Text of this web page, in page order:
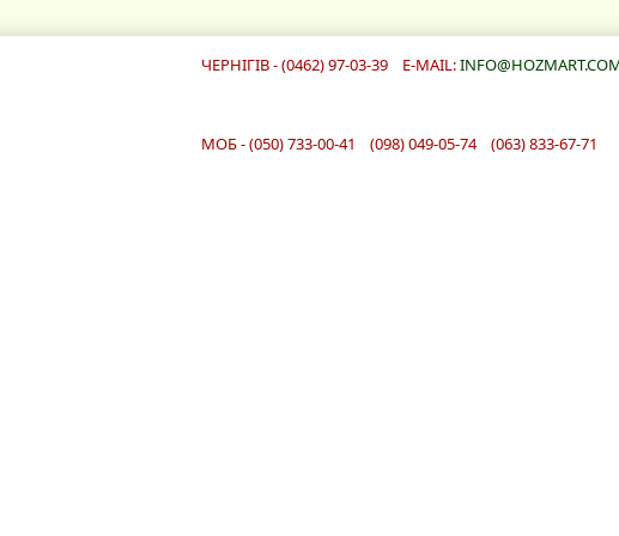
ЧЕРНІГІВ - (0462) 97-03-39 E-MAIL:
МОБ - (050) 733-00-41 (098) 049-05-74 (063) 833-67-71